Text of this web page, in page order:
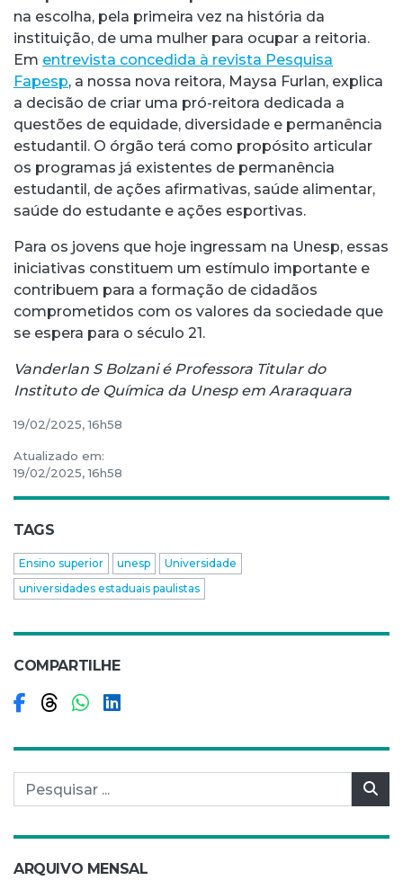
na escolha, pela primeira vez na história da
instituição, de uma mulher para ocupar a reitoria.
Em entrevista concedida à revista Pesquisa
Fapesp, a nossa nova reitora, Maysa Furlan, explica
a decisão de criar uma pró-reitora dedicada a
questões de equidade, diversidade e permanência
estudantil. O órgão terá como propósito articular
os programas já existentes de permanência
estudantil, de ações afirmativas, saúde alimentar,
saúde do estudante e ações esportivas.
Para os jovens que hoje ingressam na Unesp, essas
iniciativas constituem um estímulo importante e
contribuem para a formação de cidadãos
comprometidos com os valores da sociedade que
se espera para o século 21.
Vanderlan S Bolzani é Professora Titular do
Instituto de Química da Unesp em Araraquara
19/02/2025, 16h58
Atualizado em:
19/02/2025, 16h58
TAGS
Ensino superior unesp
Universidade
universidades estaduais paulistas
COMPARTILHE
Compartilhar no Facebook
Compartilhar no Threads
Compartilhar no WhatsApp
Compartilhar no LinkedIn
Pesquisar por:
ARQUIVO MENSAL